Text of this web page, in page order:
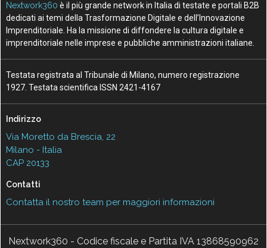
Nextwork360 è il più grande network in Italia di testate e portali B2B
dedicati ai temi della Trasformazione Digitale e dell’Innovazione
Imprenditoriale. Ha la missione di diffondere la cultura digitale e
imprenditoriale nelle imprese e pubbliche amministrazioni italiane.
Testata registrata al Tribunale di Milano, numero registrazione
1927. Testata scientifica ISSN 2421-4167
Indirizzo
Via Moretto da Brescia, 22
Milano - Italia
CAP 20133
Contatti
Contatta il nostro team per maggiori informazioni
Nextwork360 - Codice fiscale e Partita IVA 13868590962